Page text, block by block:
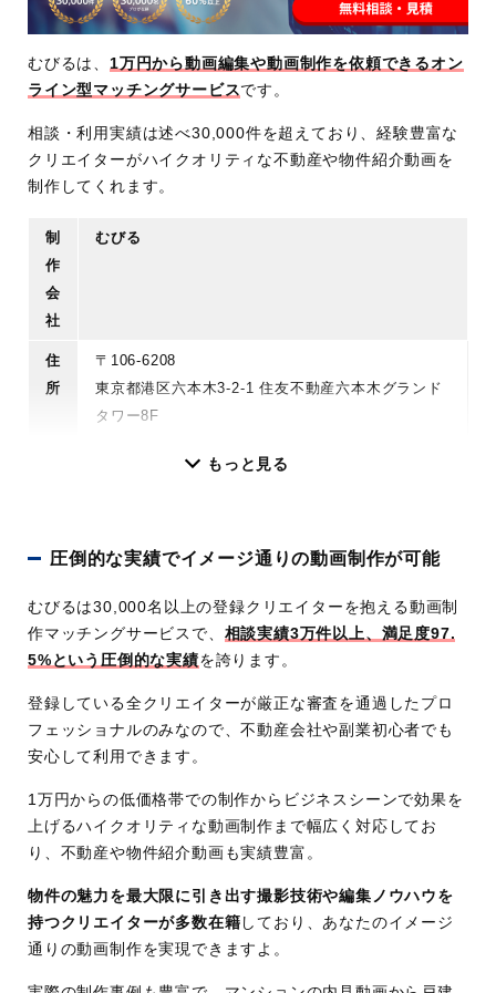
むびるは、 1万円から動画編集や動画制作を依頼できるオン
ライン型マッチングサービスです。
相談・利用実績は述べ30,000件を超えており、経験豊富な
クリエイターがハイクオリティな不動産や物件紹介動画を
制作してくれます。
制
作
会
社
むびる
住
所
〒106-6208
東京都港区六本木3-2-1 住友不動産六本木グランド
タワー8F
10:00〜19:00
休
日
料
金
簡単な動画制作：10,000〜100,000円程度
適正価格で品質の良い動画制作：100,000円〜3
00,000円程度
品質重視の動画制作：300,000円〜
実
績
全国で企業のプロモーション動画やYouTube動画、
公告動画のほか、個人でのイベント動画制作、ウェ
ディング動画制作など相談実績述べ30,000件
特
徴
30,000名以上のクリエイターが登録
全国47都道府県で制作対応
個人での依頼から本格的ビジネス用動画まで幅
もっと見る
圧倒的な実績でイメージ通りの動画制作が可能
むびるは30,000名以上の登録クリエイターを抱える動画制
作マッチングサービスで、 相談実績3万件以上、満足度97.
5%という圧倒的な実績を誇ります。
登録している全クリエイターが厳正な審査を通過したプロ
フェッショナルのみなので、不動産会社や副業初心者でも
安心して利用できます。
1万円からの低価格帯での制作からビジネスシーンで効果を
上げるハイクオリティな動画制作まで幅広く対応してお
り、不動産や物件紹介動画も実績豊富。
物件の魅力を最大限に引き出す撮影技術や編集ノウハウを
持つクリエイターが多数在籍 しており、あなたのイメージ
通りの動画制作を実現できますよ。